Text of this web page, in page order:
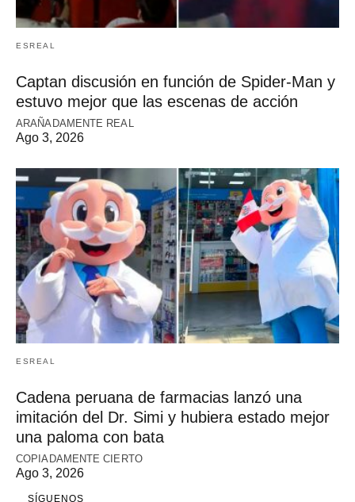
ESREAL
Captan discusión en función de Spider-Man y
estuvo mejor que las escenas de acción
ARAÑADAMENTE REAL
Ago 3, 2026
ESREAL
Cadena peruana de farmacias lanzó una
imitación del Dr. Simi y hubiera estado mejor
una paloma con bata
COPIADAMENTE CIERTO
Ago 3, 2026
SÍGUENOS